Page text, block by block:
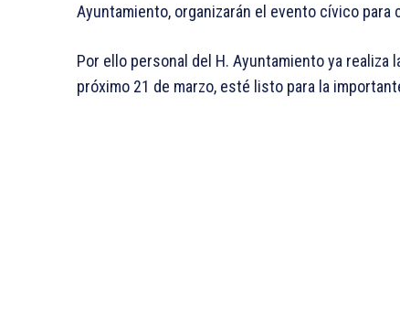
Ayuntamiento, organizarán el evento cívico
Por ello personal del H. Ayuntamiento ya realiza
próximo 21 de marzo, esté listo para la